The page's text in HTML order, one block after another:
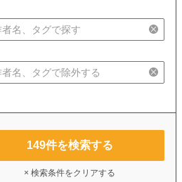
149件を検索する
× 検索条件をクリアする